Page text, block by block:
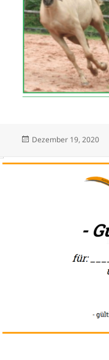
Veröffentlicht
Dezember 19, 2020